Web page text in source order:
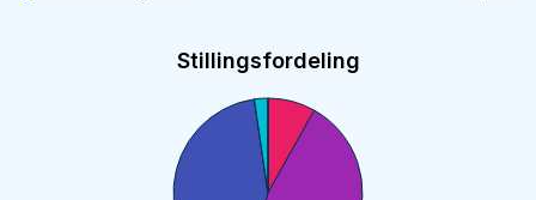
Stillingsfordeling